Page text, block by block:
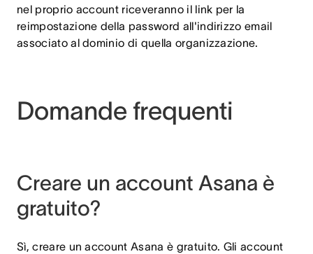
nel proprio account riceveranno il link per la
reimpostazione della password all'indirizzo email
associato al dominio di quella organizzazione.
Domande frequenti
Creare un account Asana è
gratuito?
Sì, creare un account Asana è gratuito. Gli account